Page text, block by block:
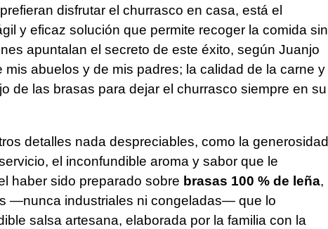
disfrutar el churrasco en casa, está el
y eficaz solución que permite recoger la comida sin
apuntalan el secreto de este éxito, según Juanjo
mis abuelos y de mis padres; la calidad de la carne y
de las brasas para dejar el churrasco siempre en su
detalles nada despreciables, como la generosidad
el inconfundible aroma y sabor que le
haber sido preparado sobre brasas 100 % de leña,
—nunca industriales ni congeladas— que lo
salsa artesana, elaborada por la familia con la